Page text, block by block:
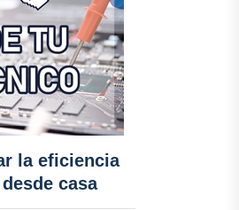
la eficiencia
casa